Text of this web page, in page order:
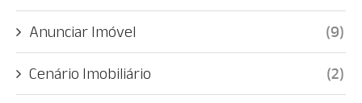
Anunciar Imóvel (9)
Cenário Imobiliário (2)